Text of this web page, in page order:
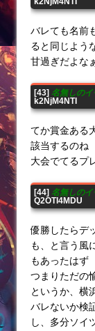
バレても名前
ると同じよう
甘過ぎだよな
[43] 名無しの
k2NjM4NTI
てか賞金ある
該当するのね
大会でてるプ
[44] 名無しの
Q2OTI4MDU
優勝したらデ
も、と言う風
もあったはず
つまりただの
というか、横
バレないか検
し、多分ソイ